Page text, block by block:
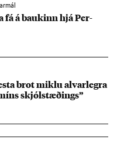
fá á bauk­inn hjá Per­
brot miklu al­var­legra
skjól­stæð­ings”